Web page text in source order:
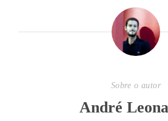
Sobre o autor
André